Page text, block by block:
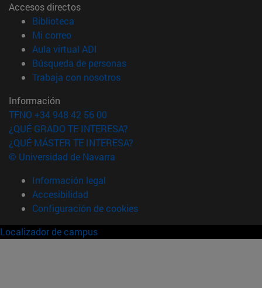
Accesos directos
Biblioteca
Mi correo(abre en nueva ventana)
Aula virtual ADI
Búsqueda de personas(abre en nueva ventana)
Trabaja con nosotros(abre en nueva ventana)
Información
TFNO +34 948 42 56 00
¿QUÉ GRADO TE INTERESA?
¿QUÉ MÁSTER TE INTERESA?
© Universidad de Navarra
Información legal
Accesibilidad
Configuración de cookies
Localizador de campus